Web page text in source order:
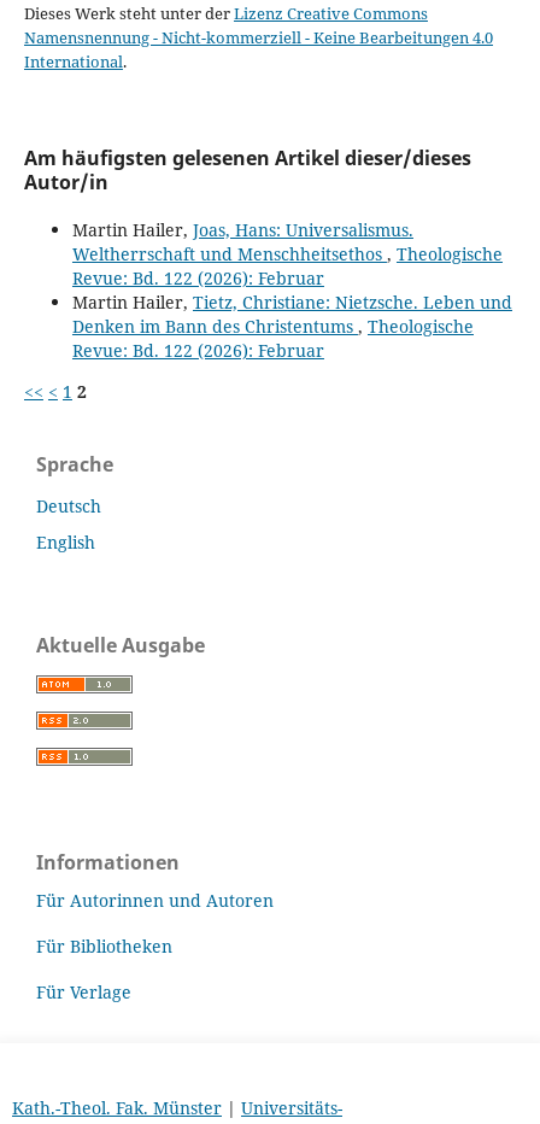
Dieses Werk steht unter derLizenz Creative Commons
Namensnennung - Nicht-kommerziell - Keine Bearbeitungen 4.0
International.
Am häufigsten gelesenen Artikel dieser/dieses
Autor/in
Martin Hailer, Joas, Hans: Universalismus.
Weltherrschaft und Menschheitsethos , Theologische
Revue: Bd. 122 (2026): Februar
Martin Hailer, Tietz, Christiane: Nietzsche. Leben und
Denken im Bann des Christentums , Theologische
Revue: Bd. 122 (2026): Februar
<< < 1 2
Sprache
Deutsch
English
Aktuelle Ausgabe
Informationen
Für Autorinnen und Autoren
Für Bibliotheken
Für Verlage
Kath.-Theol. Fak. Münster| Universitäts-